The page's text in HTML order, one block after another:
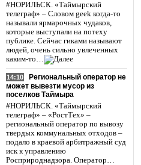
#НОРИЛЬСК. «Таймырский
телеграф» – Словом geek когда-то
называли ярмарочных чудаков,
которые выступали на потеху
публике. Сейчас гиками называют
людей, очень сильно увлеченных
каким-то…
14:10
Региональный оператор не
может вывезти мусор из
поселков Таймыра
#НОРИЛЬСК. «Таймырский
телеграф» – «РостТех» –
региональный оператор по вывозу
твердых коммунальных отходов –
подало в краевой арбитражный суд
иск к управлению
Росприроднадзора. Оператор…